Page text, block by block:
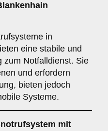
in
eine stabile und
zum Notfalldienst. Sie
und erfordern
bieten jedoch
Systeme.
mit